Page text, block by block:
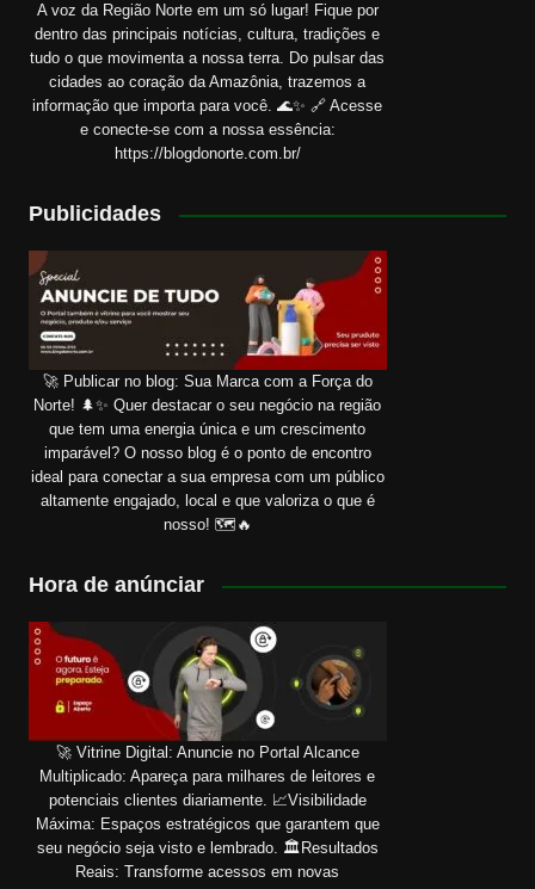
A voz da Região Norte em um só lugar! Fique por
dentro das principais notícias, cultura, tradições e
tudo o que movimenta a nossa terra. Do pulsar das
cidades ao coração da Amazônia, trazemos a
informação que importa para você. 🌊✨ 🔗 Acesse
e conecte-se com a nossa essência:
https://blogdonorte.com.br/
Publicidades
🚀 Publicar no blog: Sua Marca com a Força do
Norte! 🌲✨ Quer destacar o seu negócio na região
que tem uma energia única e um crescimento
imparável? O nosso blog é o ponto de encontro
ideal para conectar a sua empresa com um público
altamente engajado, local e que valoriza o que é
nosso! 🗺️🔥
Hora de anúnciar
🚀 Vitrine Digital: Anuncie no Portal Alcance
Multiplicado: Apareça para milhares de leitores e
potenciais clientes diariamente. 📈Visibilidade
Máxima: Espaços estratégicos que garantem que
seu negócio seja visto e lembrado. 🏛️Resultados
Reais: Transforme acessos em novas